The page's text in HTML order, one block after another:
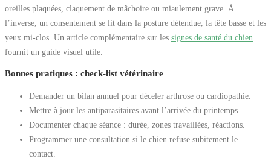
oreilles plaquées, claquement de mâchoire ou miaulement grave. À
l’inverse, un consentement se lit dans la posture détendue, la tête basse et les
yeux mi-clos. Un article complémentaire sur les signes de santé du chien
fournit un guide visuel utile.
Bonnes pratiques : check-list vétérinaire
Demander un bilan annuel pour déceler arthrose ou cardiopathie.
Mettre à jour les antiparasitaires avant l’arrivée du printemps.
Documenter chaque séance : durée, zones travaillées, réactions.
Programmer une consultation si le chien refuse subitement le
contact.